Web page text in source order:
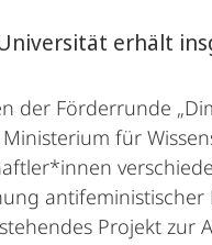
erhält
der Förderrunde
Ministerium für
antifeministischer
Projekt zur